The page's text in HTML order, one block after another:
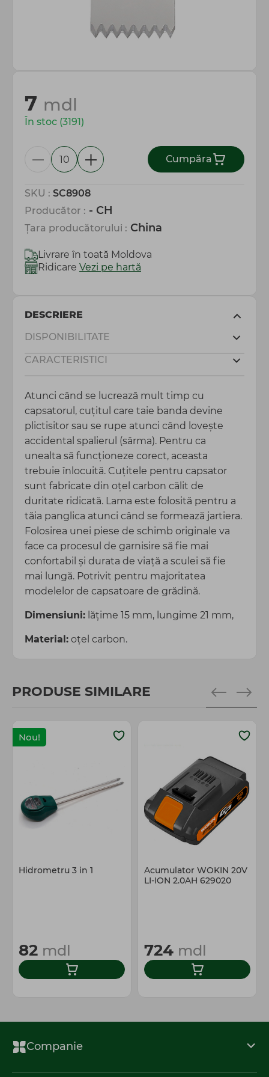
SKU : SC8908
Producător : - CH
Țara producătorului : China
7 mdl
În stoc (3191)
Сumpăra
Livrare în toată Moldova
Ridicare Vezi pe hartă
DESCRIERE
DISPONIBILITATE
CARACTERISTICI
Atunci când se lucrează mult timp cu
capsatorul, cuțitul care taie banda devine
plictisitor sau se rupe atunci când lovește
accidental spalierul (sârma). Pentru ca
unealta să funcționeze corect, aceasta
trebuie înlocuită. Cuțitele pentru capsator
sunt fabricate din oțel carbon călit de
duritate ridicată. Lama este folosită pentru a
tăia panglica atunci când se formează jartiera.
Folosirea unei piese de schimb originale va
face ca procesul de garnisire să fie mai
confortabil și durata de viață a sculei să fie
mai lungă. Potrivit pentru majoritatea
modelelor de capsatoare de grădină.
Dimensiuni: lățime 15 mm, lungime 21 mm,
Material: oțel carbon.
PRODUSE SIMILARE
Nou!
Hidrometru 3 in 1
82 mdl
Acumulator WOKIN 20V
LI-ION 2.0AH 629020
724 mdl
Companie